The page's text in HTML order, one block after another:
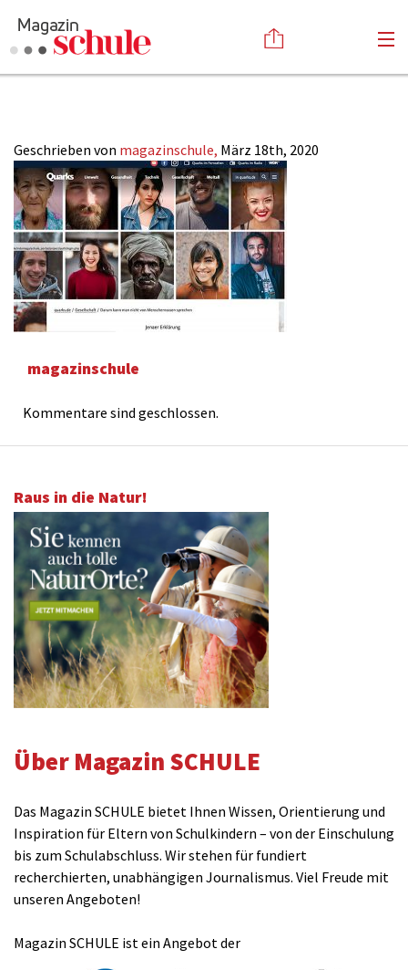
Online-Magazin
Newsletter
Mediadaten
Kontakt
Impressum
Kommentieren
Abonnieren
Anmelden
Geschrieben von magazinschule, März 18th, 2020
magazinschule
Kommentare sind geschlossen.
Raus in die Natur!
Über Magazin SCHULE
Das Magazin SCHULE bietet Ihnen Wissen, Orientierung und
Inspiration für Eltern von Schulkindern – von der Einschulung
bis zum Schulabschluss. Wir stehen für fundiert
recherchierten, unabhängigen Journalismus. Viel Freude mit
unseren Angeboten!
Magazin SCHULE ist ein Angebot der